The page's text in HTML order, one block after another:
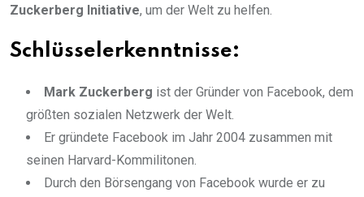
Zuckerberg Initiative, um der Welt zu helfen.
Schlüsselerkenntnisse:
Mark Zuckerberg ist der Gründer von Facebook, dem
größten sozialen Netzwerk der Welt.
Er gründete Facebook im Jahr 2004 zusammen mit
seinen Harvard-Kommilitonen.
Durch den Börsengang von Facebook wurde er zu